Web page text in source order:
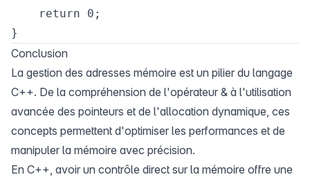
    return 0;
Conclusion
La gestion des adresses mémoire est un pilier du langage
C++. De la compréhension de l'opérateur & à l'utilisation
avancée des pointeurs et de l'allocation dynamique, ces
concepts permettent d'optimiser les performances et de
manipuler la mémoire avec précision.
En C++, avoir un contrôle direct sur la mémoire offre une